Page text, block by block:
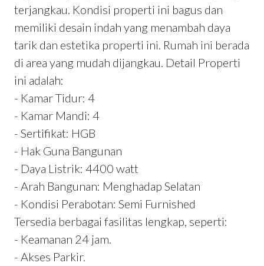
terjangkau. Kondisi properti ini bagus dan
memiliki desain indah yang menambah daya
tarik dan estetika properti ini. Rumah ini berada
di area yang mudah dijangkau. Detail Properti
ini adalah:
- Kamar Tidur: 4
- Kamar Mandi: 4
- Sertifikat: HGB
- Hak Guna Bangunan
- Daya Listrik: 4400 watt
- Arah Bangunan: Menghadap Selatan
- Kondisi Perabotan: Semi Furnished
Tersedia berbagai fasilitas lengkap, seperti:
- Keamanan 24 jam.
- Akses Parkir.